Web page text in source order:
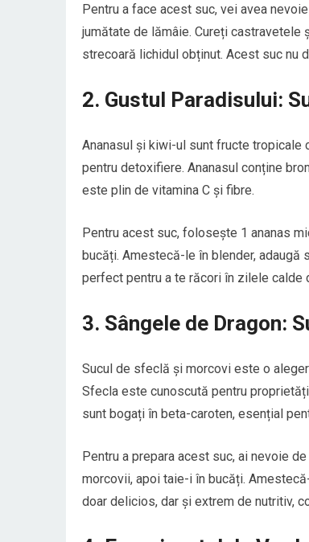
Pentru a face acest suc, vei avea
jumătate de lămâie. Cureți
strecoară lichidul obținut. Acest suc nu
2. Gustul Paradisului:
Ananasul și kiwi-ul sunt fructe tropicale
pentru detoxifiere. Ananasul conține
este plin de vitamina C și fibre.
Pentru acest suc, folosește 1 ananas
bucăți. Amestecă-le în blender,
perfect pentru a te răcori în zilele calde
3. Sângele de Dragon:
Sucul de sfeclă și morcovi este o
Sfecla este cunoscută pentru
sunt bogați în beta-caroten, esențial
Pentru a prepara acest suc, ai nevoie
morcovii, apoi taie-i în bucăți.
doar delicios, dar și extrem de nutritiv,